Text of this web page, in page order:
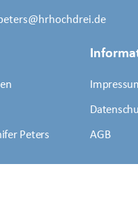
Peters AGB